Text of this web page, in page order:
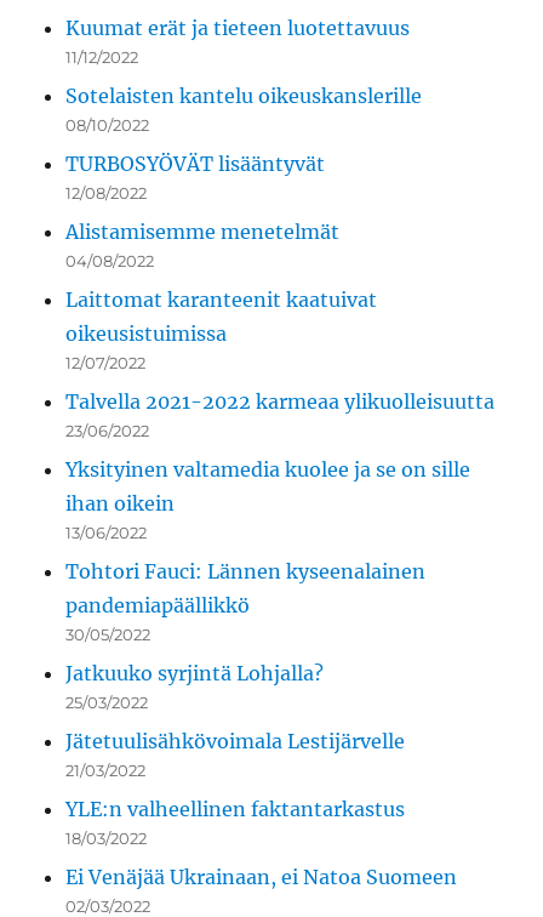
Kuumat erät ja tieteen luotettavuus
11/12/2022
Sotelaisten kantelu oikeuskanslerille
08/10/2022
TURBOSYÖVÄT lisääntyvät
12/08/2022
Alistamisemme menetelmät
04/08/2022
Laittomat karanteenit kaatuivat
oikeusistuimissa
12/07/2022
Talvella 2021-2022 karmeaa ylikuolleisuutta
23/06/2022
Yksityinen valtamedia kuolee ja se on sille
ihan oikein
13/06/2022
Tohtori Fauci: Lännen kyseenalainen
pandemiapäällikkö
30/05/2022
Jatkuuko syrjintä Lohjalla?
25/03/2022
Jätetuulisähkövoimala Lestijärvelle
21/03/2022
YLE:n valheellinen faktantarkastus
18/03/2022
Ei Venäjää Ukrainaan, ei Natoa Suomeen
02/03/2022